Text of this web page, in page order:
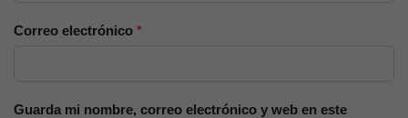
Correo electrónico *
Guarda mi nombre, correo electrónico y web en este